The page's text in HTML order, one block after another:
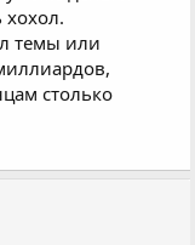
темы или
столько